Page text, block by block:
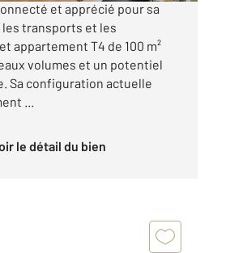
et apprécié pour sa
transports et les
appartement T4 de 100 m²
volumes et un potentiel
Sa configuration actuelle
...
le détail du bien